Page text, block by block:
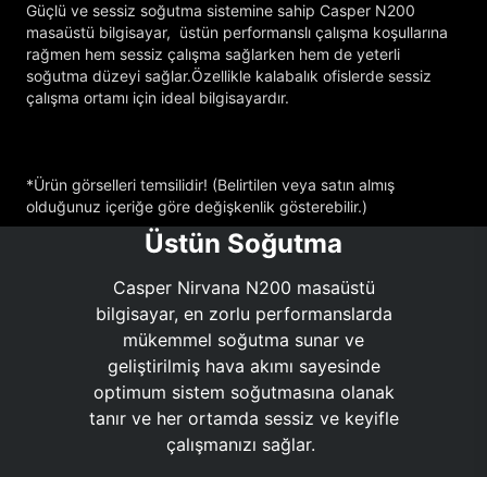
Güçlü ve sessiz soğutma sistemine sahip Casper N200
masaüstü bilgisayar, üstün performanslı çalışma koşullarına
rağmen hem sessiz çalışma sağlarken hem de yeterli
soğutma düzeyi sağlar.Özellikle kalabalık ofislerde sessiz
çalışma ortamı için ideal bilgisayardır.
*Ürün görselleri temsilidir! (Belirtilen veya satın almış
olduğunuz içeriğe göre değişkenlik gösterebilir.)
Üstün Soğutma
Casper Nirvana N200 masaüstü
bilgisayar, en zorlu performanslarda
mükemmel soğutma sunar ve
geliştirilmiş hava akımı sayesinde
optimum sistem soğutmasına olanak
tanır ve her ortamda sessiz ve keyifle
çalışmanızı sağlar.